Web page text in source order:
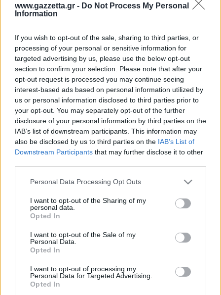
www.gazzetta.gr - Do Not Process My Personal
Information
If you wish to opt-out of the sale, sharing to third parties, or
processing of your personal or sensitive information for
targeted advertising by us, please use the below opt-out
section to confirm your selection. Please note that after your
opt-out request is processed you may continue seeing
interest-based ads based on personal information utilized by
us or personal information disclosed to third parties prior to
your opt-out. You may separately opt-out of the further
disclosure of your personal information by third parties on the
IAB’s list of downstream participants. This information may
also be disclosed by us to third parties on the IAB’s List of
Downstream Participants that may further disclose it to other
Please note that this website/app uses one or more Google
not limited to your visit or usage behaviour. You may click to
grant or deny consent to Google and its third-party tags to
use your data for below specified purposes in below Google
consent section.
Personal Data Processing Opt Outs
I want to opt-out of the Sharing of my
personal data.
Opted In
I want to opt-out of the Sale of my
Personal Data.
Opted In
I want to opt-out of processing my
Personal Data for Targeted Advertising.
Opted In
Bundesliga
Εθνική Ελλάδος
Μουντιάλ 2026
Wyscout Analysis
Ευρώπη
Κόσμος
EuroCup
Basketaki
Eurobasket
CEV Cup
Challenge Cup
Κολύμβηση
Ιστιοπλοΐα
Κωπηλασία
Ξιφασκία
Σκοποβολή
Πάλη
Τάε κβον ντο
Τζούντο
Πινγκ - πονγκ
Άρση Βαρών
Τεχνολογία
Υγεία
Showbiz
Παναγιώτης Δαλαταριώφ
Αντώνης Καλκαβούρας
Αντώνης Καρπετόπουλος
Δημήτρης Κατσιώνης
Γιώργος Κούβαρης
Κώστας Νικολακόπουλος
Γιάννης Πάλλας
Νίκος Παπαδογιάννης
Γιώργος Σακελλαρίου
Γιάννης Σερέτης
Σταύρος Σουντουλίδης
Δημήτρης Τομαράς
Γιώργος Τσακίρης
Μιχάλης Τσαμπάς
GMotion WRC
ΑΘΛΗΤΙΚΕΣ ΜΕΤΑΔΟΣΕΙΣ
GWOMEN
ΑΘΛΗΤΙΚΗ ΗΧΩ
ΕΚΠΟΜΠΕΣ
GALACTICOS BY INTERWETTEN
GAZZ FLOOR BY NOVIBET
POLE POSITION BY ALLWYN
OLD SCHOOL
ΟΜΑΔΕΣ
ΑΕΚ
Ολυμπιακός
ΠΑΟΚ
Παναθηναϊκός
Άρης
ΟΦΗ
PODCASTS
ΣΠΛΙΤ
GAZZETTA ACTS
Gazzetta For Her
Θέμα Ισότητας
#GiatonAlki
Η μητρότητα στον πάγκο
GAZZETTA SPECIALS
Unique
Wyscout Analysis
InStat Analysis
Μεγάλη μου Αγάπη
Μια Ιστορία από την Πόλη
Περιγραφή Στατιστικά
Ολοκληρώθηκε
Μπα
Παπ
1
20
24
2
17
34
3
23
26
4
13
Παπ
ΖΩΝΤΑΝΑ
Ολοκληρωση κανονικης διαρκειας
Μπα
% Εντός Πεδιάς